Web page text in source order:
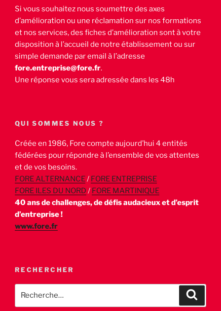
Si vous souhaitez nous soumettre des axes
d’amélioration ou une réclamation sur nos formations
et nos services, des fiches d’amélioration sont à votre
disposition à l’accueil de notre établissement ou sur
simple demande par email à l’adresse
fore.entreprise@fore.fr.
Une réponse vous sera adressée dans les 48h
QUI SOMMES NOUS ?
Créée en 1986, Fore compte aujourd’hui 4 entités
fédérées pour répondre à l’ensemble de vos attentes
et de vos besoins.
FORE ALTERNANCE/ FORE ENTREPRISE
FORE ILES DU NORD / FORE MARTINIQUE
40 ans de challenges, de défis audacieux et d’esprit
d’entreprise !
www.fore.fr
RECHERCHER
pour